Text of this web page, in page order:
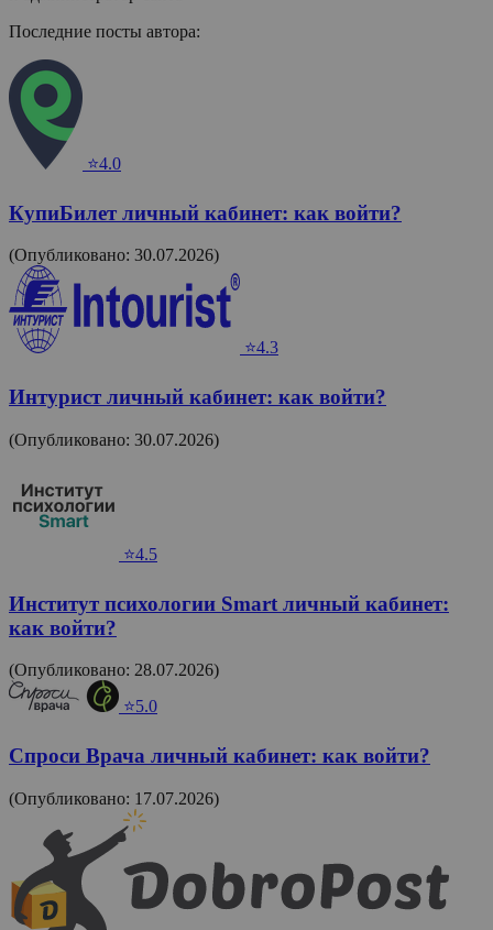
Последние посты автора:
⭐4.0
КупиБилет личный кабинет: как войти?
(Опубликовано: 30.07.2026)
⭐4.3
Интурист личный кабинет: как войти?
(Опубликовано: 30.07.2026)
⭐4.5
Институт психологии Smart личный кабинет:
как войти?
(Опубликовано: 28.07.2026)
⭐5.0
Спроси Врача личный кабинет: как войти?
(Опубликовано: 17.07.2026)